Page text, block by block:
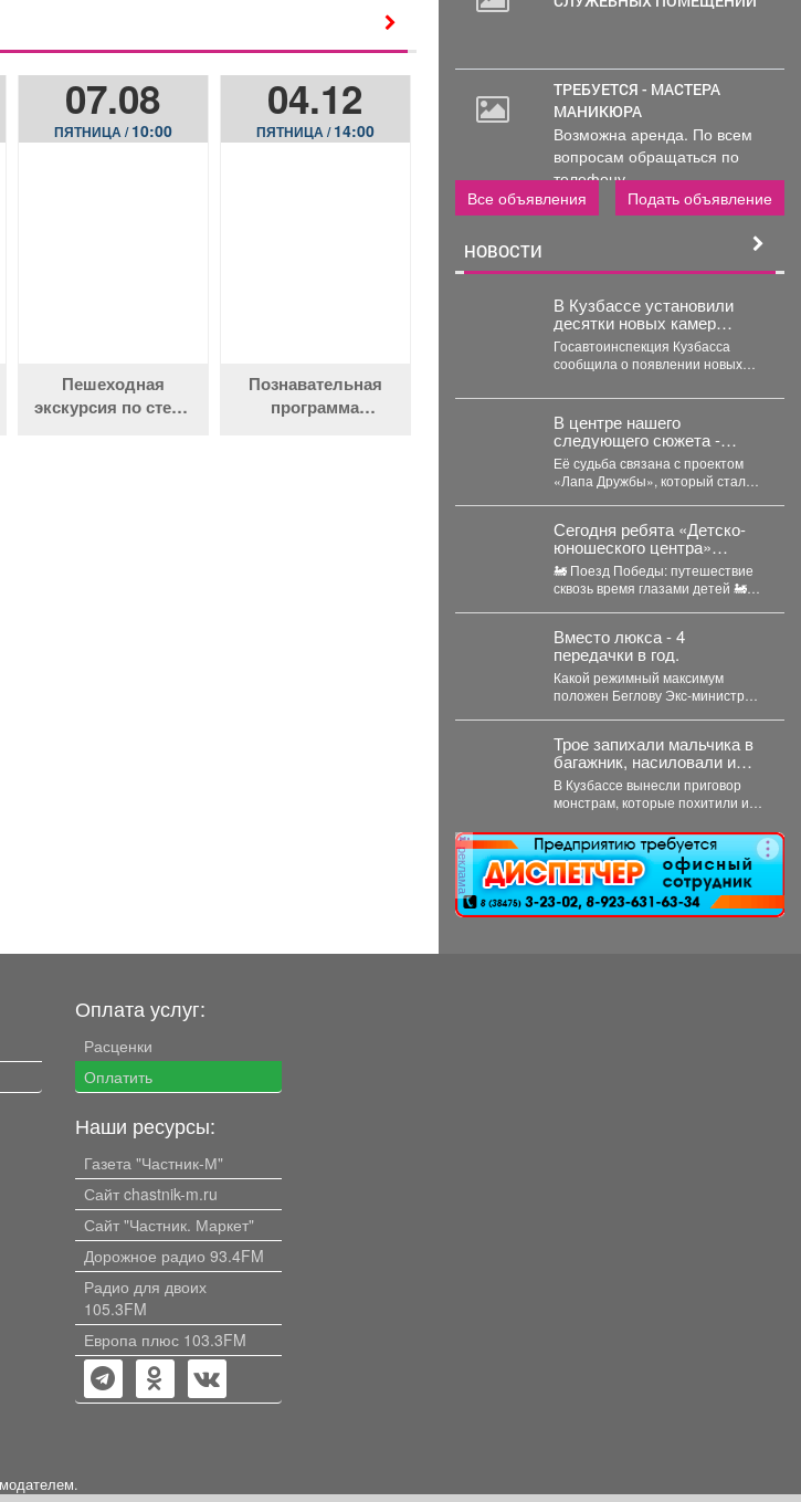
07.08
ПЯТНИЦА /10:00
Пешеходная
экскурсия по стеле
04.12
ПЯТНИЦА /14:00
Познавательная
программа
ТРЕБУЕТСЯ - МАСТЕРА
МАНИКЮРА
Возможна аренда. По всем
вопросам обращаться по
телефону..
Все объявления
Подать объявление
НОВОСТИ
В Кузбассе установили
десятки новых камер
автофиксации нарушений
ПДД
Госавтоинспекция Кузбасса
сообщила о появлении новых
нарушений правил дорожного
движения. С начала...
В центре нашего
следующего сюжета -
история собаки по кличке
Ада.
Её судьба связана с проектом
«Лапа Дружбы», который стал
Сегодня ребята «Детско-
юношеского центра»
отправились в необычное
путешествие - на борт
«Поезда Победы».
🚂 Поезд Победы: путешествие
сквозь время глазами детей 🚂
отправились...
Вместо люкса - 4
передачки в год.
Какой режимный максимум
положен Беглову Экс-министр
колонию строгого...
Трое запихали мальчика в
багажник, насиловали и
пытали: подробности
жуткой истории из
Кузбасса
В Кузбассе вынесли приговор
монстрам, которые похитили и
малолетниммальчиком. В Юрге...
реклама
Оплата услуг:
Расценки
Оплатить
Наши ресурсы:
Газета "Частник-М"
Сайт chastnik-m.ru
Сайт "Частник. Маркет"
Дорожное радио 93.4FM
Радио для двоих
105.3FM
Европа плюс 103.3FM